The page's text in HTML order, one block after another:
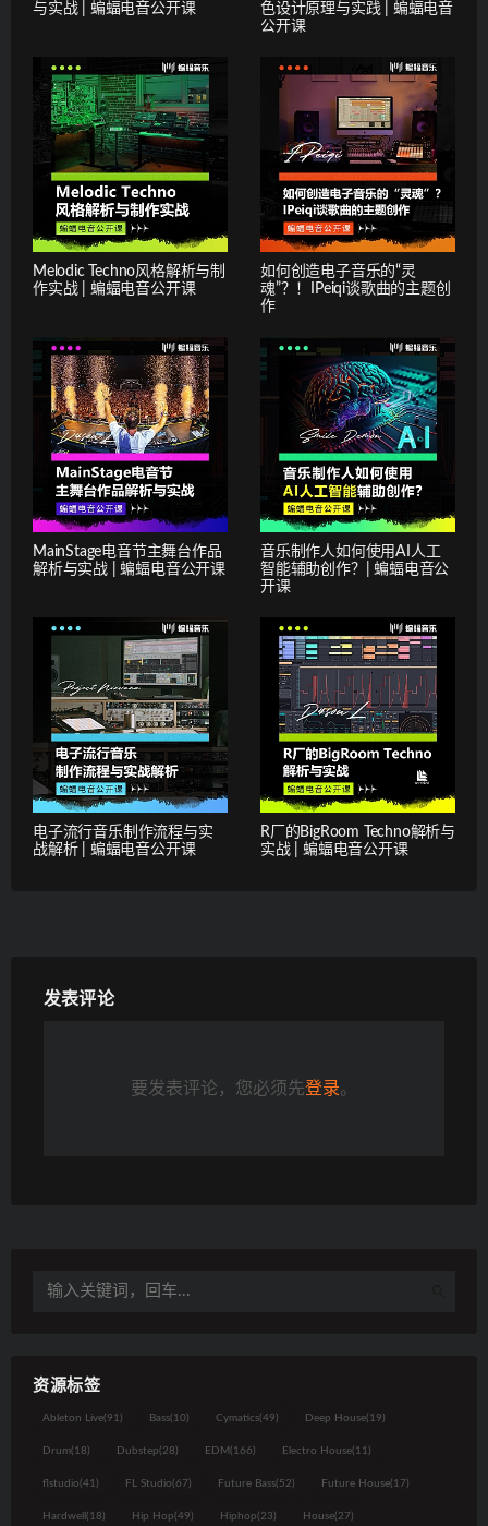
与实战 | 蝙蝠电音公开课
色设计原理与实践 | 蝙蝠电音
公开课
Melodic Techno风格解析与制
作实战 | 蝙蝠电音公开课
如何创造电子音乐的“灵
魂”？！IPeiqi谈歌曲的主题创
作
MainStage电音节主舞台作品
解析与实战 | 蝙蝠电音公开课
音乐制作人如何使用AI人工
智能辅助创作？| 蝙蝠电音公
开课
电子流行音乐制作流程与实
战解析 | 蝙蝠电音公开课
R厂的BigRoom Techno解析与
实战 | 蝙蝠电音公开课
发表评论
要发表评论，您必须先登录。
资源标签
Ableton Live(91) Bass(10) Cymatics(49) Deep House(19)
Drum(18) Dubstep(28) EDM(166) Electro House(11)
flstudio(41) FL Studio(67) Future Bass(52) Future House(17)
Hardwell (18) Hip Hop(49) Hiphop(23) House(27)